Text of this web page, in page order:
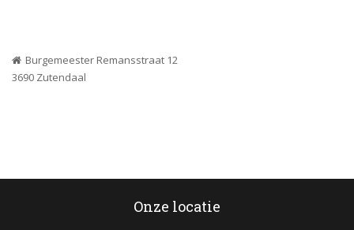
Burgemeester Remansstraat 12
3690 Zutendaal
Onze locatie